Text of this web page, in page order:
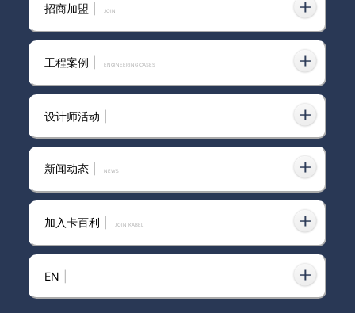
呼伦贝尔市艺术涂料加盟加盟
卡百利艺术涂料厂家整理年底装
艺术涂料将向功能化方向发展
招商加盟 join
工程案例 ENGINEERING CASES
设计师活动
新闻动态 news
加入卡百利 JOIN KABEL
EN